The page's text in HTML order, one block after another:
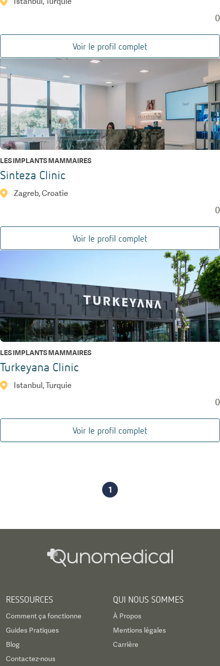
0
Voir le profil complet
LES IMPLANTS MAMMAIRES
Sinteza Clinic
Zagreb, Croatie
0
Voir le profil complet
LES IMPLANTS MAMMAIRES
Turkeyana Clinic
Istanbul, Turquie
0
Voir le profil complet
1
RESSOURCES
Comment ça fonctionne
Guides Pratiques
Blog
Contactez-nous
QUI NOUS SOMMES
À Propos
Mentions légales
Carrière